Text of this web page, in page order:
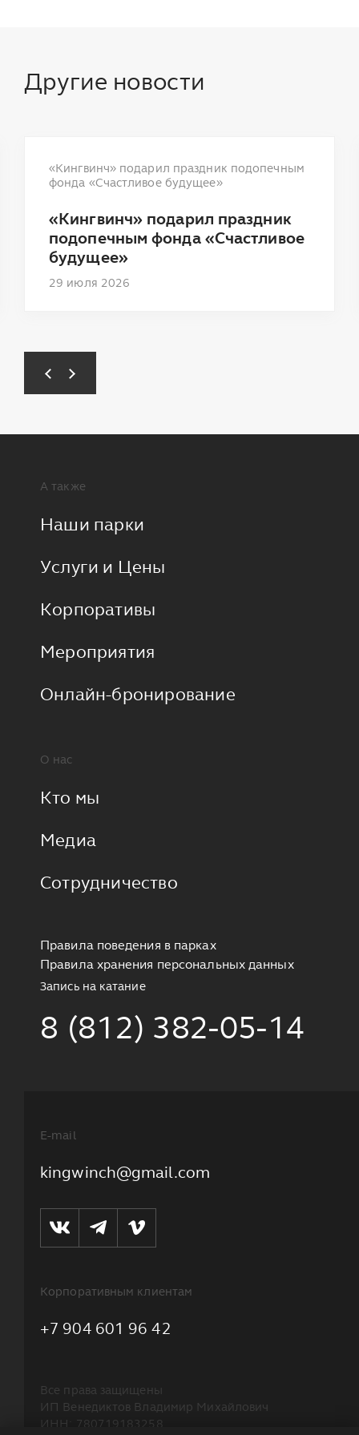
Другие новости
«Кингвинч» подарил праздник подопечным
фонда «Счастливое будущее»
«Кингвинч» подарил праздник
подопечным фонда «Счастливое
будущее»
29 июля 2026
А также
Наши парки
Услуги и Цены
Корпоративы
Мероприятия
Онлайн-бронирование
О нас
Кто мы
Медиа
Сотрудничество
Правила поведения в парках
Правила хранения персональных данных
Запись на катание
8 (812) 382-05-14
E-mail
kingwinch@gmail.com
Корпоративным клиентам
+7 904 601 96 42
Все права защищены
ИП Венедиктов Владимир Михайлович
ИНН: 780719183258